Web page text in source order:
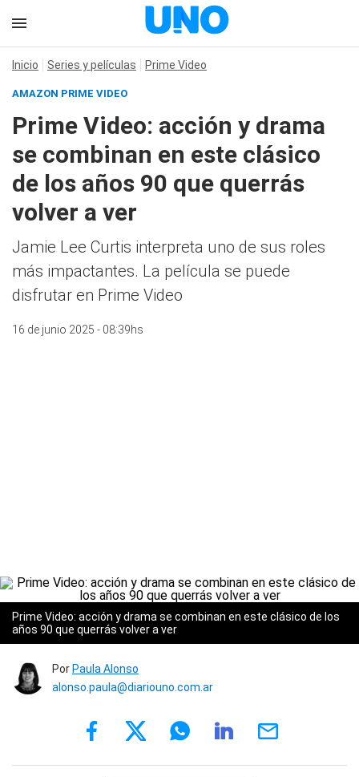
Inicio Series y películas Prime Video
AMAZON PRIME VIDEO
Prime Video: acción y drama
se combinan en este clásico
de los años 90 que querrás
volver a ver
Jamie Lee Curtis interpreta uno de sus roles
más impactantes. La película se puede
disfrutar en Prime Video
16 de junio 2025 - 08:39hs
Prime Video: acción y drama se combinan en este clásico de los
años 90 que querrás volver a ver
Por Paula Alonso
alonso.paula@diariouno.com.ar